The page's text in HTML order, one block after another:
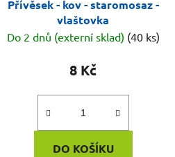
Přívěsek - kov - staromosaz -
vlaštovka
Do 2 dnů (externí sklad) (40 ks)
8 Kč
DO KOŠÍKU